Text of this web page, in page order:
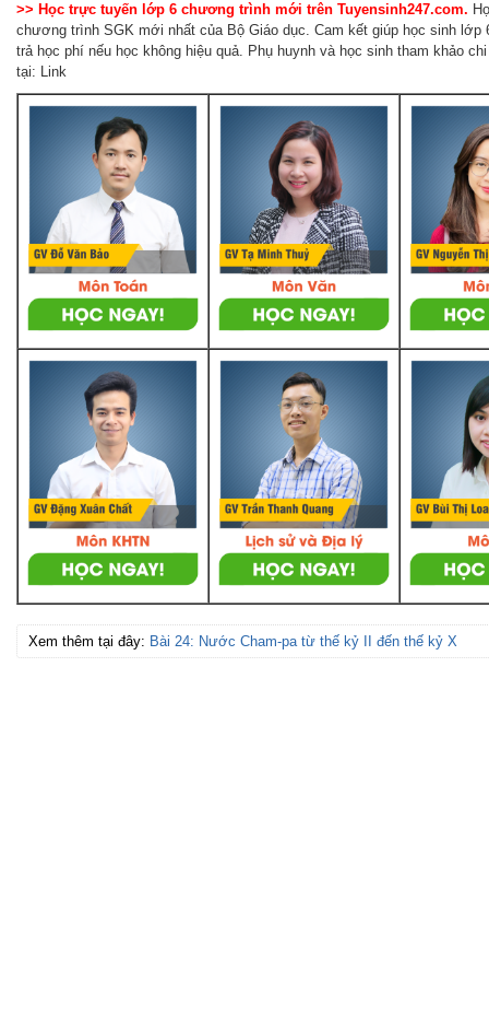
>> Học trực tuyến lớp 6 chương trình mới trên Tuyensinh247.com.
chương trình SGK mới nhất của Bộ Giáo dục. Cam kết giúp học sinh lớp
trả học phí nếu học không hiệu quả. Phụ huynh và học sinh tham khảo
tại: Link
Xem thêm tại đây: Bài 24: Nước Cham-pa từ thế kỷ II đến thế kỷ X